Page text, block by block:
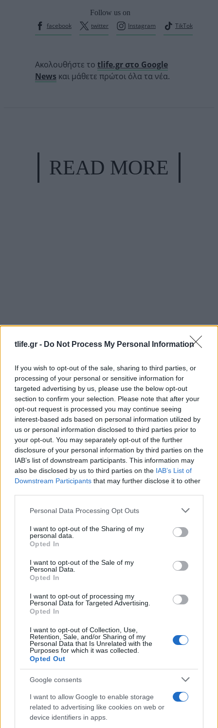
tlife.gr - Do Not Process My Personal Information
If you wish to opt-out of the sale, sharing to third parties, or
processing of your personal or sensitive information for
targeted advertising by us, please use the below opt-out
section to confirm your selection. Please note that after your
opt-out request is processed you may continue seeing
interest-based ads based on personal information utilized by
us or personal information disclosed to third parties prior to
your opt-out. You may separately opt-out of the further
disclosure of your personal information by third parties on the
IAB’s list of downstream participants. This information may
also be disclosed by us to third parties on the IAB’s List of
Downstream Participants that may further disclose it to other
Please note that this website/app uses one or more Google
not limited to your visit or usage behaviour. You may click to
grant or deny consent to Google and its third-party tags to
use your data for below specified purposes in below Google
consent section.
Personal Data Processing Opt Outs
I want to opt-out of the Sharing of my
personal data.
Opted In
I want to opt-out of the Sale of my
Personal Data.
Opted In
I want to opt-out of processing my
Personal Data for Targeted Advertising.
Opted In
I want to opt-out of Collection, Use,
Retention, Sale, and/or Sharing of my
Personal Data that Is Unrelated with the
Purposes for which it was collected.
Opted Out
Google consents
I want to allow Google to enable storage
related to advertising like cookies on web or
device identifiers in apps.
Follow us on
facebook
twitter Instagram TikTok
Ακολουθήστε το tlife.gr στο Google
News και μάθετε πρώτοι όλα τα νέα.
READ MORE
Γαρυφαλλιά Καληφώνη: Από τα Κουφονήσια
στην Πάρο για διακοπές, χωρίς τον Χρήστο
Μάστορα – Φωτογραφίες
06.08.2026
φωτογραφικό άλμπουμ από τις διακοπές τους
στη Μύκονο